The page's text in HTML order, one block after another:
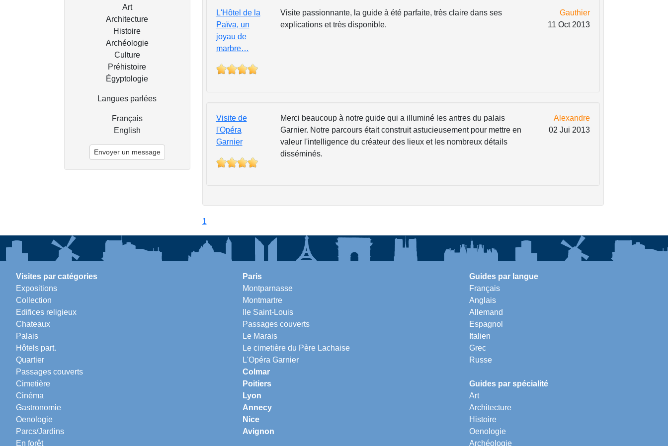
Art
Architecture
Histoire
Archéologie
Culture
Préhistoire
Égyptologie
Langues parlées
Français
English
Envoyer un message
L'Hôtel de la
Païva, un
joyau de
marbre…
Visite passionnante, la guide à été parfaite, très claire dans ses
explications et très disponible.
Gauthier
11 Oct 2013
Visite de
l'Opéra
Garnier
Merci beaucoup à notre guide qui a illuminé les antres du palais
Garnier. Notre parcours était construit astucieusement pour mettre en
valeur l'intelligence du créateur des lieux et les nombreux détails
disséminés.
Alexandre
02 Jui 2013
1
Visites par catégories
Expositions
Collection
Edifices religieux
Chateaux
Palais
Hôtels part.
Quartier
Passages couverts
Cimetière
Cinéma
Gastronomie
Oenologie
Parcs/Jardins
En forêt
Paris
Montparnasse
Montmartre
Ile Saint-Louis
Passages couverts
Le Marais
Le cimetière du Père Lachaise
L'Opéra Garnier
Colmar
Poitiers
Lyon
Annecy
Nice
Avignon
Guides par langue
Français
Anglais
Allemand
Espagnol
Italien
Grec
Russe
Guides par spécialité
Art
Architecture
Histoire
Oenologie
Archéologie